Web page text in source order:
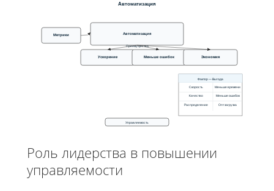
Автоматизация
Метрики Автоматизация
Преимущества
Ускорение Меньше ошибок Экономия
Фактор — Выгода
Скорость Меньше времени
Качество Меньше ошибок
Распределение Опт загрузка
Управляемость
Роль лидерства в повышении
управляемости